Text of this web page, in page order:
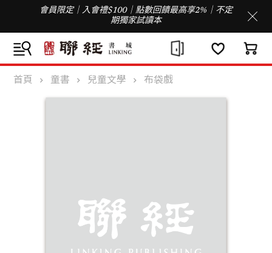
會員限定｜入會禮$100｜點數回饋最高享2%｜不定
期獨家試讀本
首頁 童書 兒童文學 布袋戲